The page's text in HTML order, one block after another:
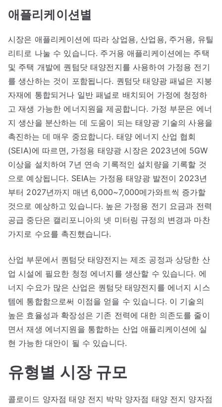
애플리케이션별
시장은 애플리케이션에 따라 상업용, 산업용, 주거용, 유틸
리티로 나눌 수 있습니다. 주거용 애플리케이션에는 주택
및 주택 개발에 퀀텀닷 태양전지를 사용하여 가정용 전기
를 생산하는 것이 포함됩니다. 퀀텀닷 태양광 패널은 지붕
자재에 통합되거나 일반 패널로 배치되어 가정에 청정하
고 재생 가능한 에너지원을 제공합니다. 가정 부문은 에너
지 생산을 분산하는 데 도움이 되는 태양광 기술의 사용을
촉진하는 데 매우 중요합니다. 태양 에너지 산업 협회
(SEIA)에 따르면, 가정용 태양광 시장은 2023년에 5GW
이상을 설치하여 7년 연속 기록적인 설치량을 기록할 것
으로 예상됩니다. SEIA는 가정용 태양광 발전이 2023년
부터 2027년까지 매년 6,000~7,000메가와트씩 증가할
것으로 예상하고 있습니다. 높은 가정용 전기 요금과 전력
공급 중단은 캘리포니아의 넷 미터링 규정의 변경과 마찬
가지로 수요를 촉진했습니다.
산업 부문에서 퀀텀닷 태양전지는 제조 공정과 상당한 산
업 시설에 필요한 청정 에너지를 생산할 수 있습니다. 에
너지 수요가 많은 산업은 퀀텀닷 태양전지를 에너지 시스
템에 통합함으로써 이점을 얻을 수 있습니다. 이 기술의
높은 효율성과 확장성은 기존 전력에 대한 의존도를 줄이
면서 재생 에너지원을 통합하는 산업 애플리케이션에 실
현 가능한 대안이 될 수 있습니다.
유형별 시장 규모
콜로이드 양자점 태양 전지 박막 양자점 태양 전지 양자점